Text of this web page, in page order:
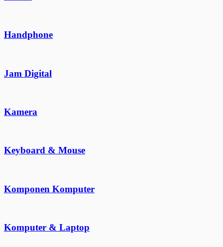
Handphone
Jam Digital
Kamera
Keyboard & Mouse
Komponen Komputer
Komputer & Laptop